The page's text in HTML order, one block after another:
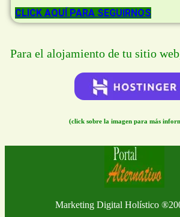
CLICK AQUÍ PARA SEGUIRNOS
Para el alojamiento de tu sitio
(click sobre la imagen para más
Marketing Digital Holístico ®